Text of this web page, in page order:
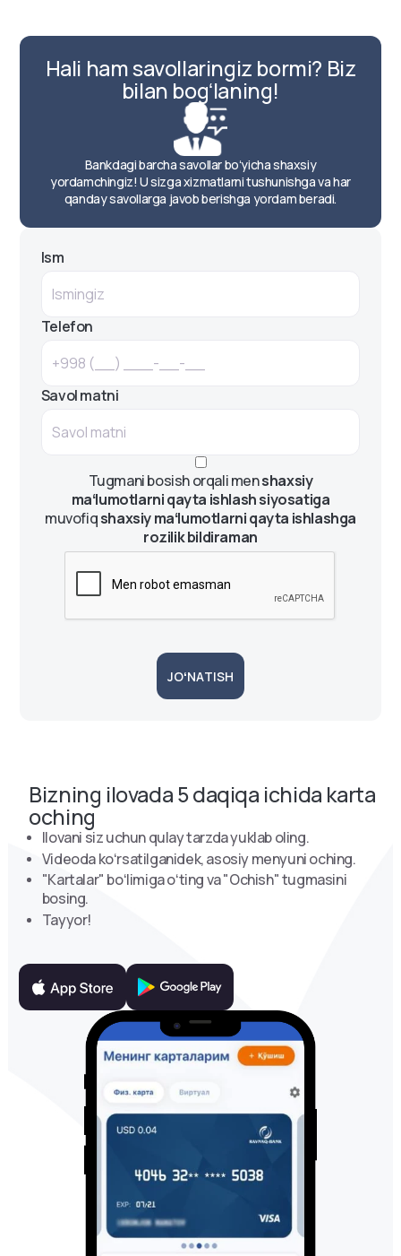
Hali ham savollaringiz bormi? Biz
bilan bogʻlaning!
Bankdagi barcha savollar boʻyicha shaxsiy
yordamchingiz! U sizga xizmatlarni tushunishga va har
qanday savollarga javob berishga yordam beradi.
Ism
Telefon
Savol matni
Tugmani bosish orqali menshaxsiy
maʻlumotlarni qayta ishlash siyosatiga
muvofiqshaxsiy maʻlumotlarni qayta ishlashga
rozilik bildiraman
JOʻNATISH
Bizning ilovada 5 daqiqa ichida karta
oching
Ilovani siz uchun qulay tarzda yuklab oling.
Videoda koʻrsatilganidek, asosiy menyuni oching.
"Kartalar" boʻlimiga oʻting va "Ochish" tugmasini
bosing.
Tayyor!